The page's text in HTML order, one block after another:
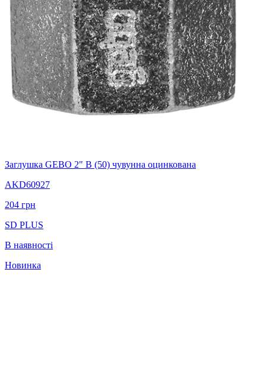
Заглушка GEBO 2" В (50) чувунна оцинкована
AKD60927
204 грн
SD PLUS
В наявності
Новинка